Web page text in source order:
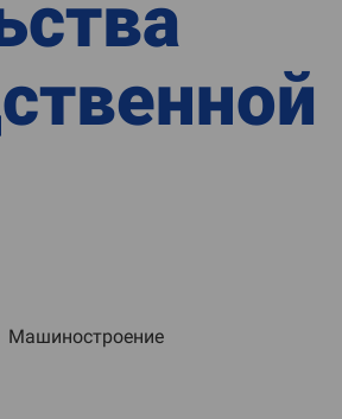
Машиностроение